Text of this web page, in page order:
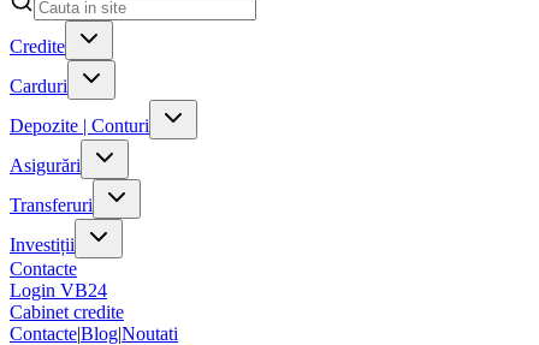
Credite
Carduri
Depozite | Conturi
Asigurări
Transferuri
Investiții
Contacte
Login VB24
Cabinet credite
Contacte|Blog|Noutati